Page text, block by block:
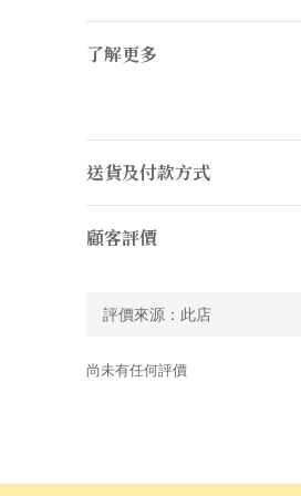
了解更多
送貨及付款方式
顧客評價
尚未有任何評價